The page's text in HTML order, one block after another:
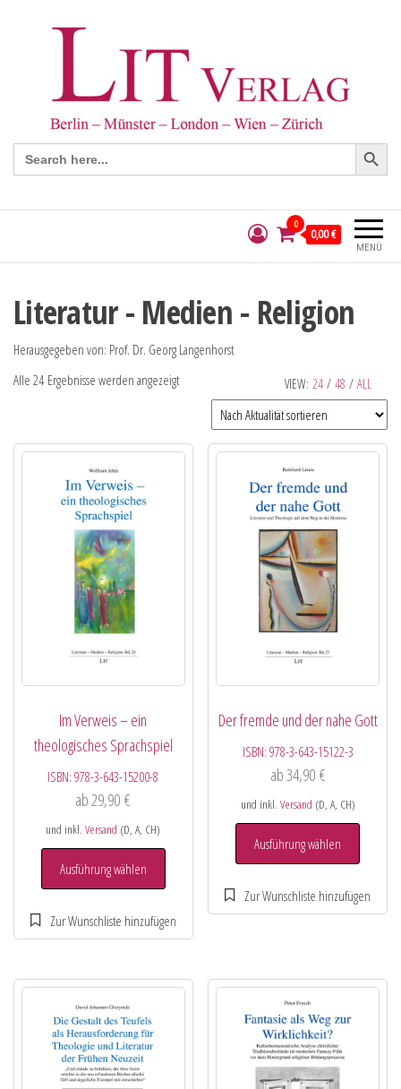
Search
for:
Search Button
MENÜ
0
0,00 €
Literatur - Medien - Religion
Herausgegeben von: Prof. Dr. Georg Langenhorst
VIEW: 24 / 48 / ALL
Alle 24 Ergebnisse werden angezeigt
Im Verweis – ein
theologisches Sprachspiel
ISBN:978-3-643-15200-8
ab29,90€
und inkl.Versand (D, A, CH)
Ausführung wählen
Der fremde und der nahe Gott
ISBN: 978-3-643-15122-3
ab34,90 €
und inkl. Versand (D, A, CH)
Ausführung wählen